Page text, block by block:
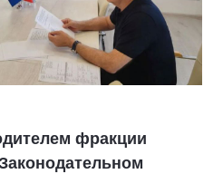
фракции